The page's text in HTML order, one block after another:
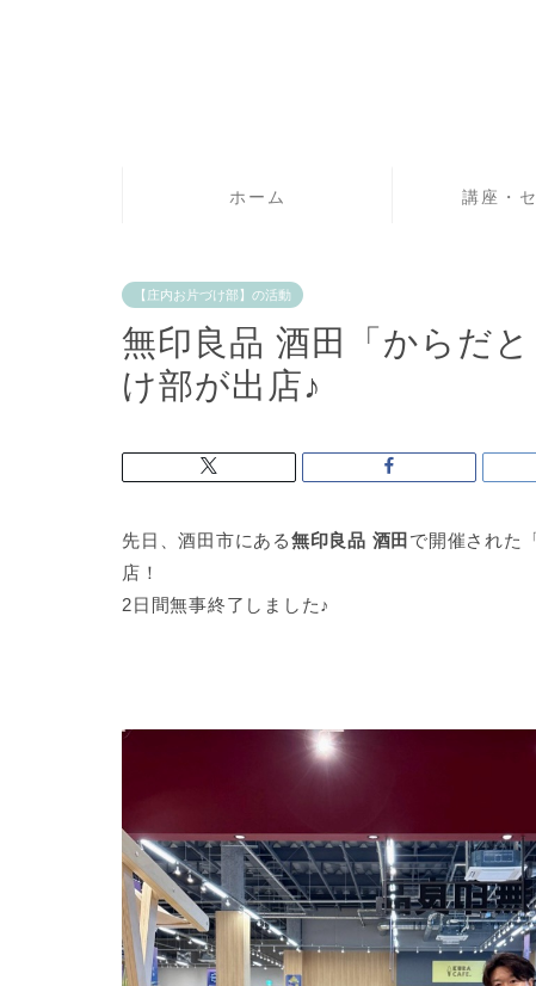
ホーム 講座・
【庄内お片づけ部】の活動
無印良品 酒田「からだ
け部が出店♪
先日、酒田市にある無印良品 酒田 で開催された
店！
2日間無事終了しました♪